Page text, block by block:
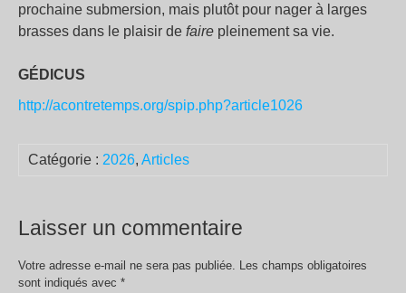
prochaine submersion, mais plutôt pour nager à larges
brasses dans le plaisir de faire pleinement sa vie.
GÉDICUS
http://acontretemps.org/spip.php?article1026
Catégorie : 2026, Articles
Laisser un commentaire
Votre adresse e-mail ne sera pas publiée.
Les champs obligatoires
sont indiqués avec *